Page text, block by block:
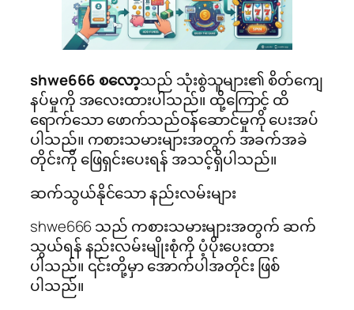
shwe666 စလော့သည် သုံးစွဲသူများ၏ စိတ်ကျေ
နပ်မှုကို အလေးထားပါသည်။ ထို့ကြောင့် ထိ
ရောက်သော ဖောက်သည်ဝန်ဆောင်မှုကို ပေးအပ်
ပါသည်။ ကစားသမားများအတွက် အခက်အခဲ
တိုင်းကို ဖြေရှင်းပေးရန် အသင့်ရှိပါသည်။
ဆက်သွယ်နိုင်သော နည်းလမ်းများ
shwe666 သည် ကစားသမားများအတွက် ဆက်
သွယ်ရန် နည်းလမ်းမျိုးစုံကို ပံ့ပိုးပေးထား
ပါသည်။ ၎င်းတို့မှာ အောက်ပါအတိုင်း ဖြစ်
ပါသည်။